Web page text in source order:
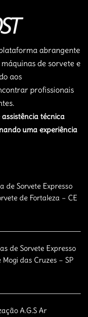
abrangente
de sorvete e
aos
profissionais
técnica
uma experiência
de Sorvete Expresso
de Fortaleza – CE
de Sorvete Expresso
das Cruzes – SP
A.G.S Ar